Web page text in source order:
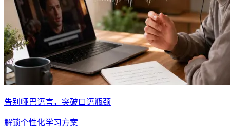
告别哑巴语言，突破口语瓶颈
解锁个性化学习方案